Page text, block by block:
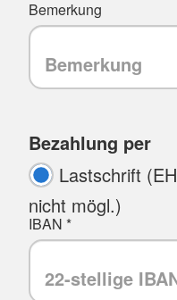
Bemerkung
Bezahlung per
Lastschrift (EH
nicht mögl.)
IBAN *